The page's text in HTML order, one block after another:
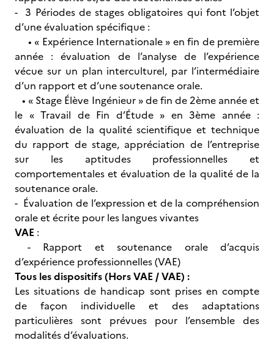
- 3 Périodes de stages obligatoires qui font l’objet
d’une évaluation spécifique :
• « Expérience Internationale » en fin de première
année : évaluation de l’analyse de l’expérience
vécue sur un plan interculturel, par l’intermédiaire
d’un rapport et d’une soutenance orale.
• « Stage Élève Ingénieur » de fin de 2ème année et
le « Travail de Fin d’Étude » en 3ème année :
évaluation de la qualité scientifique et technique
du rapport de stage, appréciation de l’entreprise
sur les aptitudes professionnelles et
comportementales et évaluation de la qualité de la
soutenance orale.
- Évaluation de l’expression et de la compréhension
orale et écrite pour les langues vivantes
VAE :
- Rapport et soutenance orale d’acquis
d’expérience professionnelles (VAE)
Tous les dispositifs (Hors VAE / VAE) :
Les situations de handicap sont prises en compte
de façon individuelle et des adaptations
particulières sont prévues pour l’ensemble des
modalités d’évaluations.